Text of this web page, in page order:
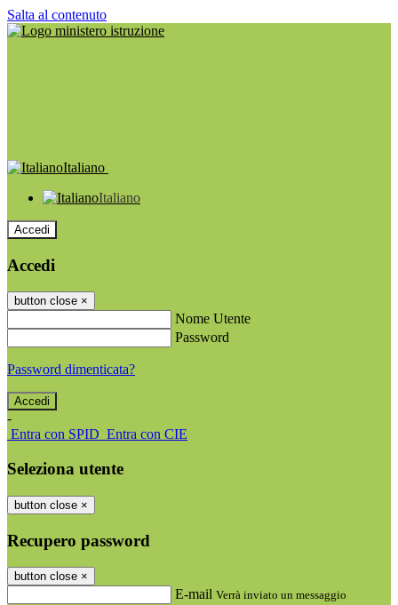
Salta al contenuto
Italiano
Italiano
Accedi
Accedi
button close ×
Nome Utente
Password
Password dimenticata?
-
Entra con SPID Entra con CIE
Seleziona utente
button close ×
Recupero password
button close ×
E-mail Verrà inviato un messaggio